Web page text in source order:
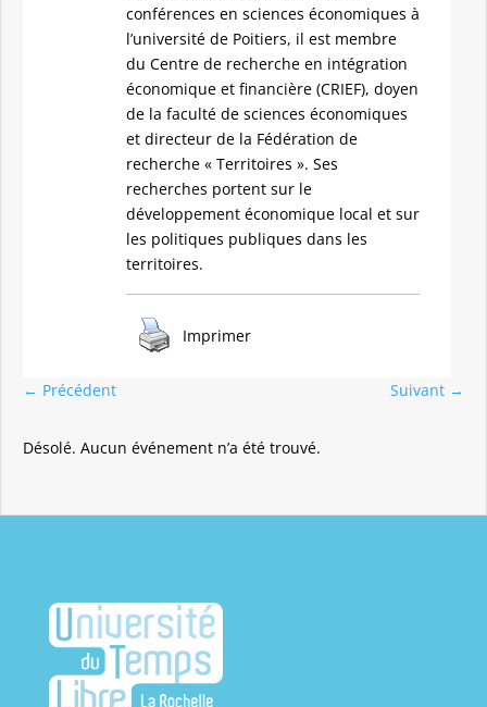
conférences en sciences économiques à
l’université de Poitiers, il est membre
du Centre de recherche en intégration
économique et financière (CRIEF), doyen
de la faculté de sciences économiques
et directeur de la Fédération de
recherche « Territoires ». Ses
recherches portent sur le
développement économique local et sur
les politiques publiques dans les
territoires.
Imprimer
← Précédent Suivant →
Désolé. Aucun événement n’a été trouvé.